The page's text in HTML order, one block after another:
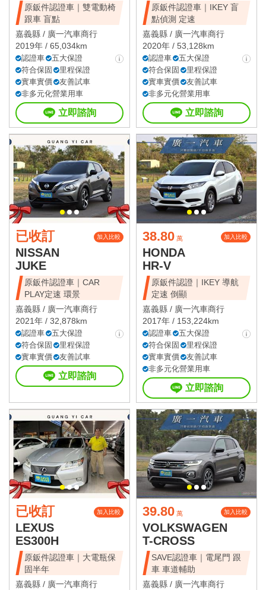
原鈑件認證車｜雙電動椅
跟車 盲點
嘉義縣 / 廣一汽車商行
2019年 / 65,034km
認證車
五大保證
符合保固
里程保證
實車實價
友善試車
非多元化營業用車
立即諮詢
原鈑件認證車｜IKEY 盲
點偵測 定速
嘉義縣 / 廣一汽車商行
2020年 / 53,128km
認證車
五大保證
符合保固
里程保證
實車實價
友善試車
非多元化營業用車
立即諮詢
已收訂 加入比較
NISSAN
JUKE
原鈑件認證車｜CAR
PLAY定速 環景
嘉義縣 / 廣一汽車商行
2021年 / 32,878km
認證車
五大保證
符合保固
里程保證
實車實價
友善試車
立即諮詢
38.80 萬 加入比較
HONDA
HR-V
原鈑件認證｜IKEY 導航
定速 倒顯
嘉義縣 / 廣一汽車商行
2017年 / 153,224km
認證車
五大保證
符合保固
里程保證
實車實價
友善試車
非多元化營業用車
立即諮詢
已收訂 加入比較
LEXUS
ES300H
原鈑件認證車｜大電瓶保
固半年
嘉義縣 / 廣一汽車商行
39.80 萬 加入比較
VOLKSWAGEN
T-CROSS
SAVE認證車｜電尾門 跟
車 車道輔助
嘉義縣 / 廣一汽車商行